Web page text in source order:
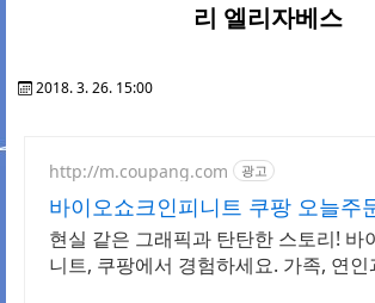
리 엘리자베스
2018. 3. 26. 15:00
http://m.coupang.com 광고
바이오쇼크인피니트 쿠팡 오늘주
로켓배송
현실 같은 그래픽과 탄탄한 스토리! 바
니트, 쿠팡에서 경험하세요. 가족, 연인